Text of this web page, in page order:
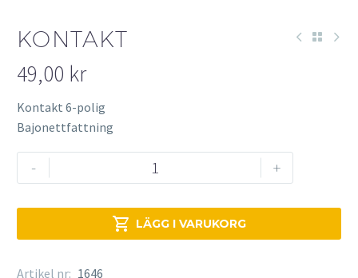
KONTAKT
49,00 kr
Kontakt 6-polig
Bajonettfattning
-
Kontakt
mängd
+
 LÄGG I VARUKORG
Artikel nr: 1646